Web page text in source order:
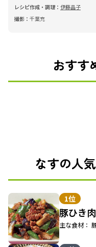
レシピ作成・調理： 伊藤晶子
撮影： 千葉充
おすす
なすの人
1位
豚ひき
主な食材：